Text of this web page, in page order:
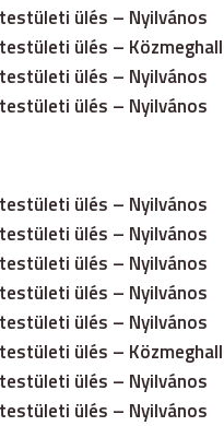
ülés – Nyilvános
ülés –
ülés – Nyilvános
ülés – Nyilvános
ülés – Nyilvános
ülés – Nyilvános
ülés – Nyilvános
ülés – Nyilvános
ülés – Nyilvános
ülés –
ülés – Nyilvános
ülés – Nyilvános